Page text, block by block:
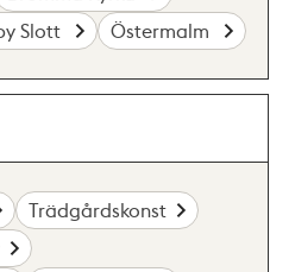
Slott Östermalm
Trädgårdskonst